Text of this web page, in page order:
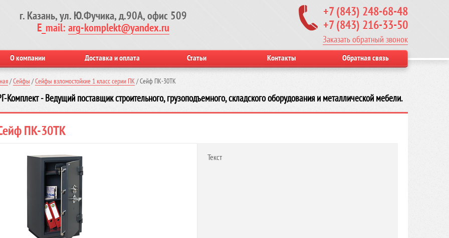
г. Казань, ул. Ю.Фучика, д.90А, офис 509
E_mail:arg-komplekt@yandex.ru
+7 (843) 248-68-48
+7 (843) 216-33-50
Заказать обратный звонок
О компании Доставка и оплата Статьи Контакты Обратная связь
/ Сейфы / Сейфы взломостойкие 1 класс серии ПК / Сейф ПК-30ТК
Комплект - Ведущий поставщик строительного, грузоподъемного, складского оборудования и металлической мебели.
ПК-30ТК
Текст